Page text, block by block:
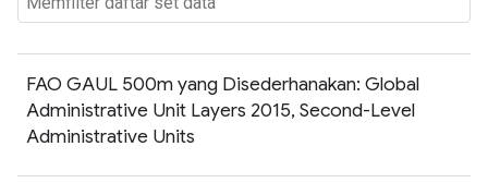
FAO GAUL 500m yang Disederhanakan: Global
Administrative Unit Layers 2015, Second-Level
Administrative Units